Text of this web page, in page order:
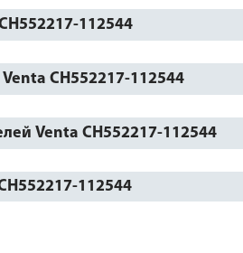
112544
CH552217-112544
Venta CH552217-112544
112544